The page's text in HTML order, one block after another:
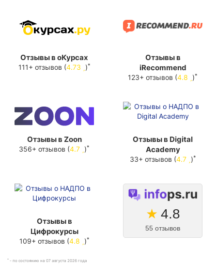
Отзывы в оКурсах
111+ отзывов (4.73 )*
Отзывы в
iRecommend
123+ отзывов (4.8 )*
Отзывы в Zoon
356+ отзывов (4.7 )*
Отзывы в Digital
Academy
33+ отзывов (4.7 )*
Отзывы в
Цифрокурсы
109+ отзывов (4.8 )*
★ 4.8
55 отзывов
* - по состоянию на 07 августа 2026 года